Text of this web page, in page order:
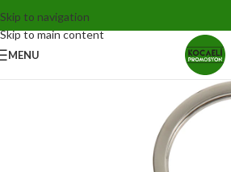
Skip to navigation
Skip to main content
MENU